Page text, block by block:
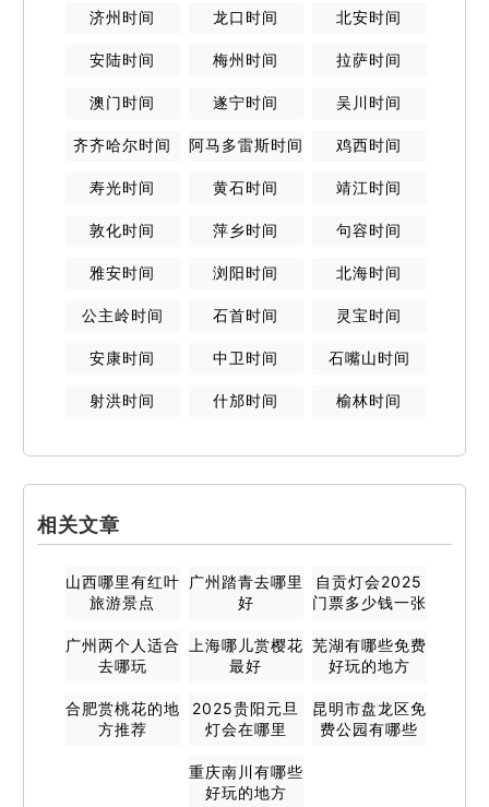
济州时间 龙口 时间 北安时间
安陆时间 梅州时间 拉萨时间
澳门时间 遂宁时间 吴川 时间
齐齐哈尔时间 阿马多雷斯时间 鸡西时间
寿光时间 黄石时间 靖江时间
敦化时间 萍乡时间 句容时间
雅安时间 浏阳时间 北海时间
公主岭时间 石首时间 灵宝时间
安康时间 中卫 时间 石嘴山时间
射洪时间 什邡时间 榆林时间
相关文章
山西哪里有红叶
旅游景点
广州踏青去哪里
好
自贡灯会2025
门票多少钱一张
广州两个人适合
去哪玩
上海哪儿赏樱花
最好
芜湖有哪些免费
好玩的地方
合肥赏桃花的地
方推荐
2025贵阳元旦
灯会在哪里
昆明市盘龙区免
费公园有哪些
重庆南川有哪些
好玩的地方